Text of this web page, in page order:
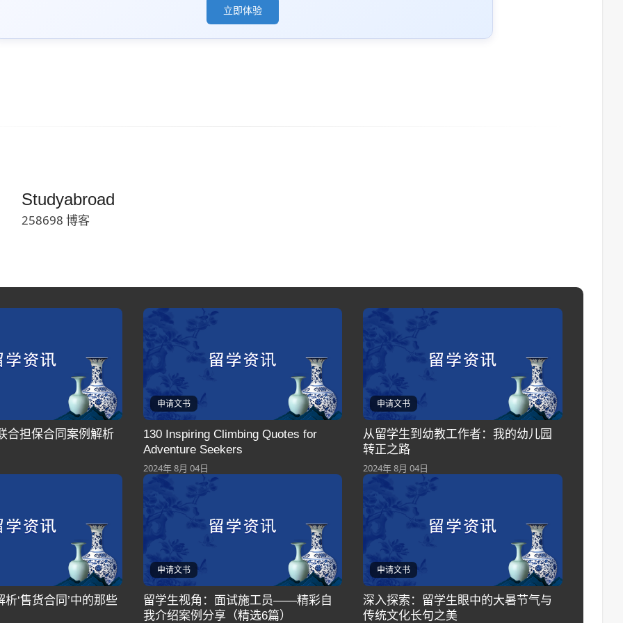
立即体验
Studyabroad
258698 博客
合担保合同案例解析
申请文书
130 Inspiring Climbing Quotes for
Adventure Seekers
2024年 8月 04日
申请文书
从留学生到幼教工作者：我的幼儿园
转正之路
2024年 8月 04日
‘售货合同’中的那些
申请文书
留学生视角：面试施工员——精彩自
我介绍案例分享（精选6篇）
申请文书
深入探索：留学生眼中的大暑节气与
传统文化长句之美